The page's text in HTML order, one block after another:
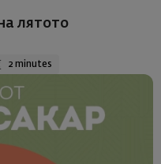
лятото
2 minutes